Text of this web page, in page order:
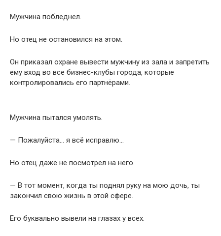
Мужчина побледнел.
Но отец не остановился на этом.
Он приказал охране вывести мужчину из зала и запретить
ему вход во все бизнес-клубы города, которые
контролировались его партнёрами.
Мужчина пытался умолять.
— Пожалуйста… я всё исправлю…
Но отец даже не посмотрел на него.
— В тот момент, когда ты поднял руку на мою дочь, ты
закончил свою жизнь в этой сфере.
Его буквально вывели на глазах у всех.